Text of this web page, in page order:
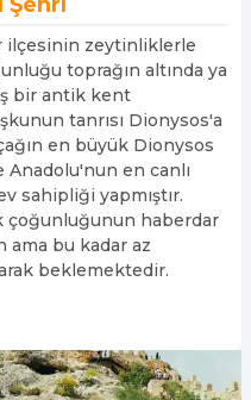
ilçesinin zeytinliklerle
toprağın altında ya
bir antik kent
tanrısı Dionysos'a
en büyük Dionysos
Anadolu'nun en canlı
sahipliği yapmıştır.
çoğunluğunun haberdar
ama bu kadar az
beklemektedir.